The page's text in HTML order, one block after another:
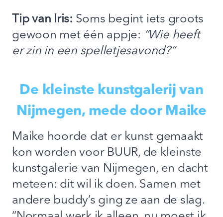
Tip van Iris: Soms begint iets groots
gewoon met één appje: “Wie heeft
er zin in een spelletjesavond?”
De kleinste kunstgalerij van
Nijmegen, mede door Maike
Maike hoorde dat er kunst gemaakt
kon worden voor BUUR, de kleinste
kunstgalerie van Nijmegen, en dacht
meteen: dit wil ik doen. Samen met
andere buddy’s ging ze aan de slag.